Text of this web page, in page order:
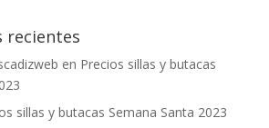
recientes
en Precios sillas y butacas
sillas y butacas Semana Santa 2023